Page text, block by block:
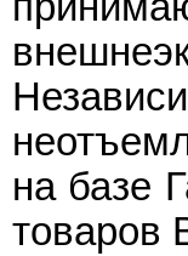
на базе
товаров